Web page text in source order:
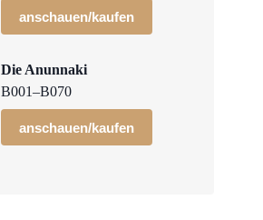
anschauen/kaufen
Die Anunnaki
B001–B070
anschauen/kaufen